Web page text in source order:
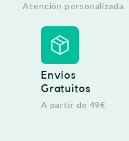
Atención personalizada
Envíos
Gratuitos
A partir de 49€